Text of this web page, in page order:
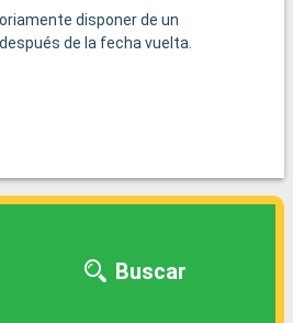
disponer de un
de la fecha vuelta.
Buscar